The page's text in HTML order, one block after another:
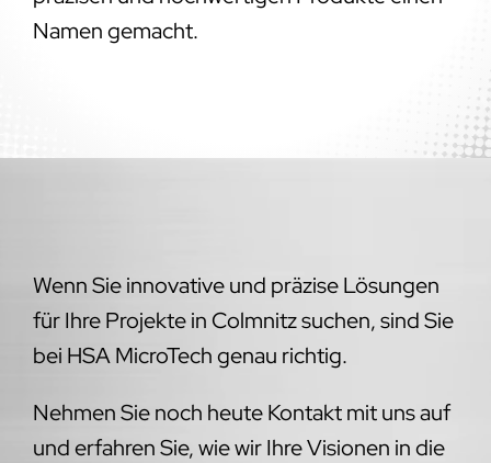
Namen gemacht.
Wenn Sie innovative und präzise Lösungen
für Ihre Projekte in Colmnitz suchen, sind Sie
bei HSA MicroTech genau richtig.
Nehmen Sie noch heute Kontakt mit uns auf
und erfahren Sie, wie wir Ihre Visionen in die